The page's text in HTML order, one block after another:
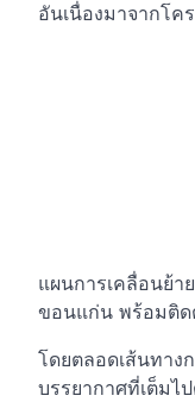
อันเนื่องมาจากโค
แผนการเคลื่อนย้า
ขอนแก่น พร้อมติด
โดยตลอดเส้นทาง
บรรยากาศที่เต็มไ